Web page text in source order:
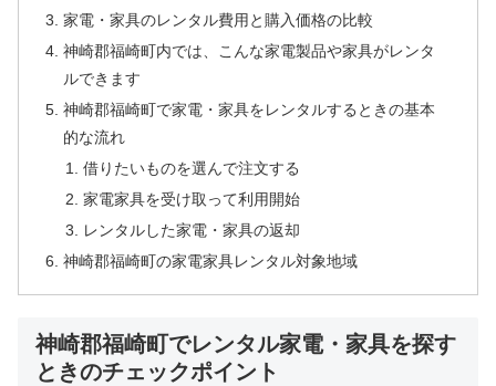
家電・家具のレンタル費用と購入価格の比較
神崎郡福崎町内では、こんな家電製品や家具がレンタ
ルできます
神崎郡福崎町で家電・家具をレンタルするときの基本
的な流れ
借りたいものを選んで注文する
家電家具を受け取って利用開始
レンタルした家電・家具の返却
神崎郡福崎町の家電家具レンタル対象地域
神崎郡福崎町でレンタル家電・家具を探す
ときのチェックポイント